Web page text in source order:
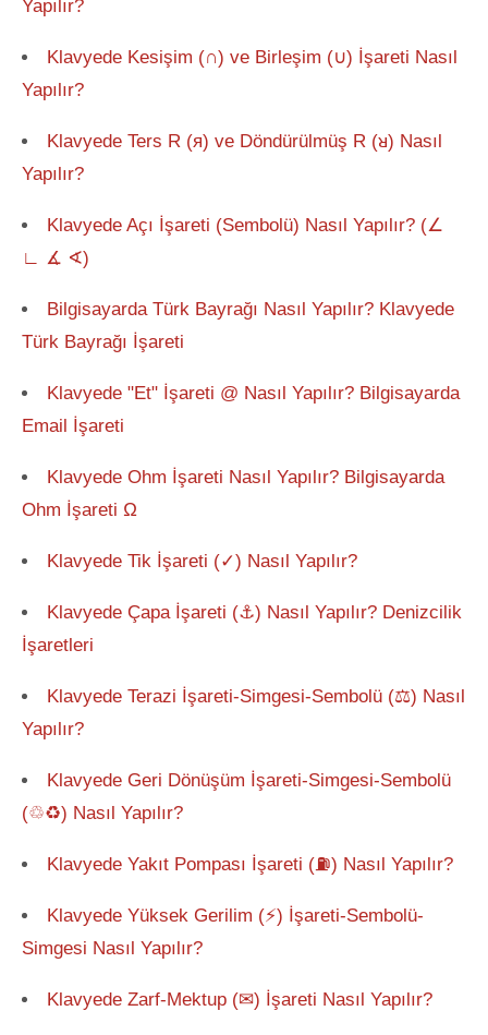
Yapılır?
Klavyede Kesişim (∩) ve Birleşim (∪) İşareti Nasıl
Yapılır?
Klavyede Ters R (я) ve Döndürülmüş R (ᴚ) Nasıl
Yapılır?
Klavyede Açı İşareti (Sembolü) Nasıl Yapılır? (∠
∟ ∡ ∢)
Bilgisayarda Türk Bayrağı Nasıl Yapılır? Klavyede
Türk Bayrağı İşareti
Klavyede "Et" İşareti @ Nasıl Yapılır? Bilgisayarda
Email İşareti
Klavyede Ohm İşareti Nasıl Yapılır? Bilgisayarda
Ohm İşareti Ω
Klavyede Tik İşareti (✓) Nasıl Yapılır?
Klavyede Çapa İşareti (⚓) Nasıl Yapılır? Denizcilik
İşaretleri
Klavyede Terazi İşareti-Simgesi-Sembolü (⚖) Nasıl
Yapılır?
Klavyede Geri Dönüşüm İşareti-Simgesi-Sembolü
(♲♻) Nasıl Yapılır?
Klavyede Yakıt Pompası İşareti (⛽) Nasıl Yapılır?
Klavyede Yüksek Gerilim (⚡) İşareti-Sembolü-
Simgesi Nasıl Yapılır?
Klavyede Zarf-Mektup (✉) İşareti Nasıl Yapılır?